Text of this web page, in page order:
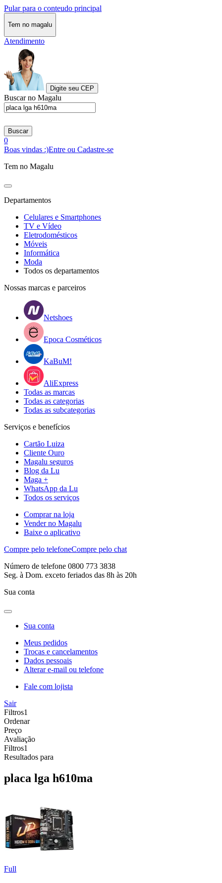
Pular para o conteudo principal
Tem no magalu
Atendimento
Digite seu CEP
Buscar no Magalu
Buscar
0
Boas vindas :)Entre ou Cadastre-se
Tem no Magalu
Departamentos
Celulares e Smartphones
TV e Vídeo
Eletrodomésticos
Móveis
Informática
Moda
Todos os departamentos
Nossas marcas e parceiros
Netshoes
Epoca Cosméticos
KaBuM!
AliExpress
Todas as marcas
Todas as categorias
Todas as subcategorias
Serviços e benefícios
Cartão Luiza
Cliente Ouro
Magalu seguros
Blog da Lu
Maga +
WhatsApp da Lu
Todos os serviços
Comprar na loja
Vender no Magalu
Baixe o aplicativo
Compre pelo telefoneCompre pelo chat
Número de telefone 0800 773 3838
Seg. à Dom. exceto feriados das 8h às 20h
Sua conta
Sua conta
Meus pedidos
Trocas e cancelamentos
Dados pessoais
Alterar e-mail ou telefone
Fale com lojista
Sair
Filtros1
Ordenar
Preço
Avaliação
Filtros1
Resultados para
placa lga h610ma
Full